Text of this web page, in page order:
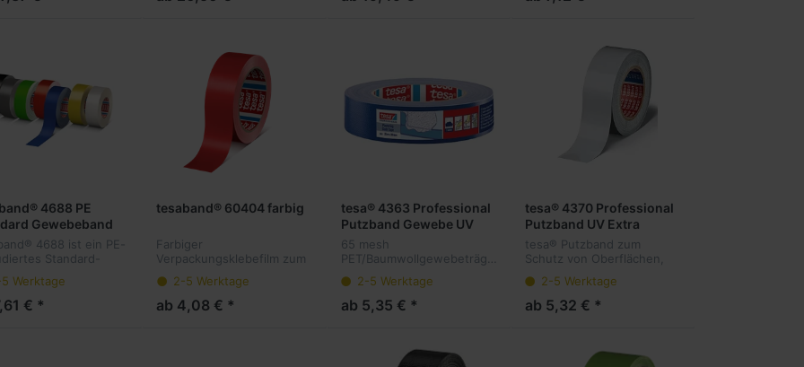
Mesh Baumwollgewebe
Naturkautschukklebmasse.
Naturkautschukklebmasse.
4688 PE
Gewebeband
4688 ist ein PE-
Standard-
55 mesh
und
Werktage
€ *
tesaband® 60404 farbig
Farbiger
Verpackungsklebefilm zum
Kartons
2-5 Werktage
ab 4,08 € *
tesa® 4363 Professional
Putzband Gewebe UV
65 mesh
PET/Baumwollgewebeträger
Naturkautschukklebmasse
versehen. Schützt
empfindliche Oberflächen
Außenbereich. Fa...
2-5 Werktage
ab 5,35 € *
tesa® 4370 Professional
Putzband UV Extra
tesa® Putzband zum
Schutz von Oberflächen,
Mesh
PET/Baumwollgewebeträger
mit einem schwarzem UV-
2-5 Werktage
ab 5,32 € *